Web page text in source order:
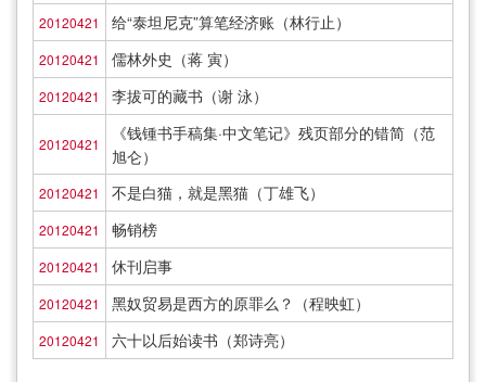
20120421 给“泰坦尼克”算笔经济账（林行止）
20120421 儒林外史（蒋 寅）
20120421 李拔可的藏书（谢 泳）
20120421
《钱锺书手稿集·中文笔记》残页部分的错简（范
旭仑）
20120421 不是白猫，就是黑猫（丁雄飞）
20120421 畅销榜
20120421 休刊启事
20120421 黑奴贸易是西方的原罪么？（程映虹）
20120421 六十以后始读书（郑诗亮）